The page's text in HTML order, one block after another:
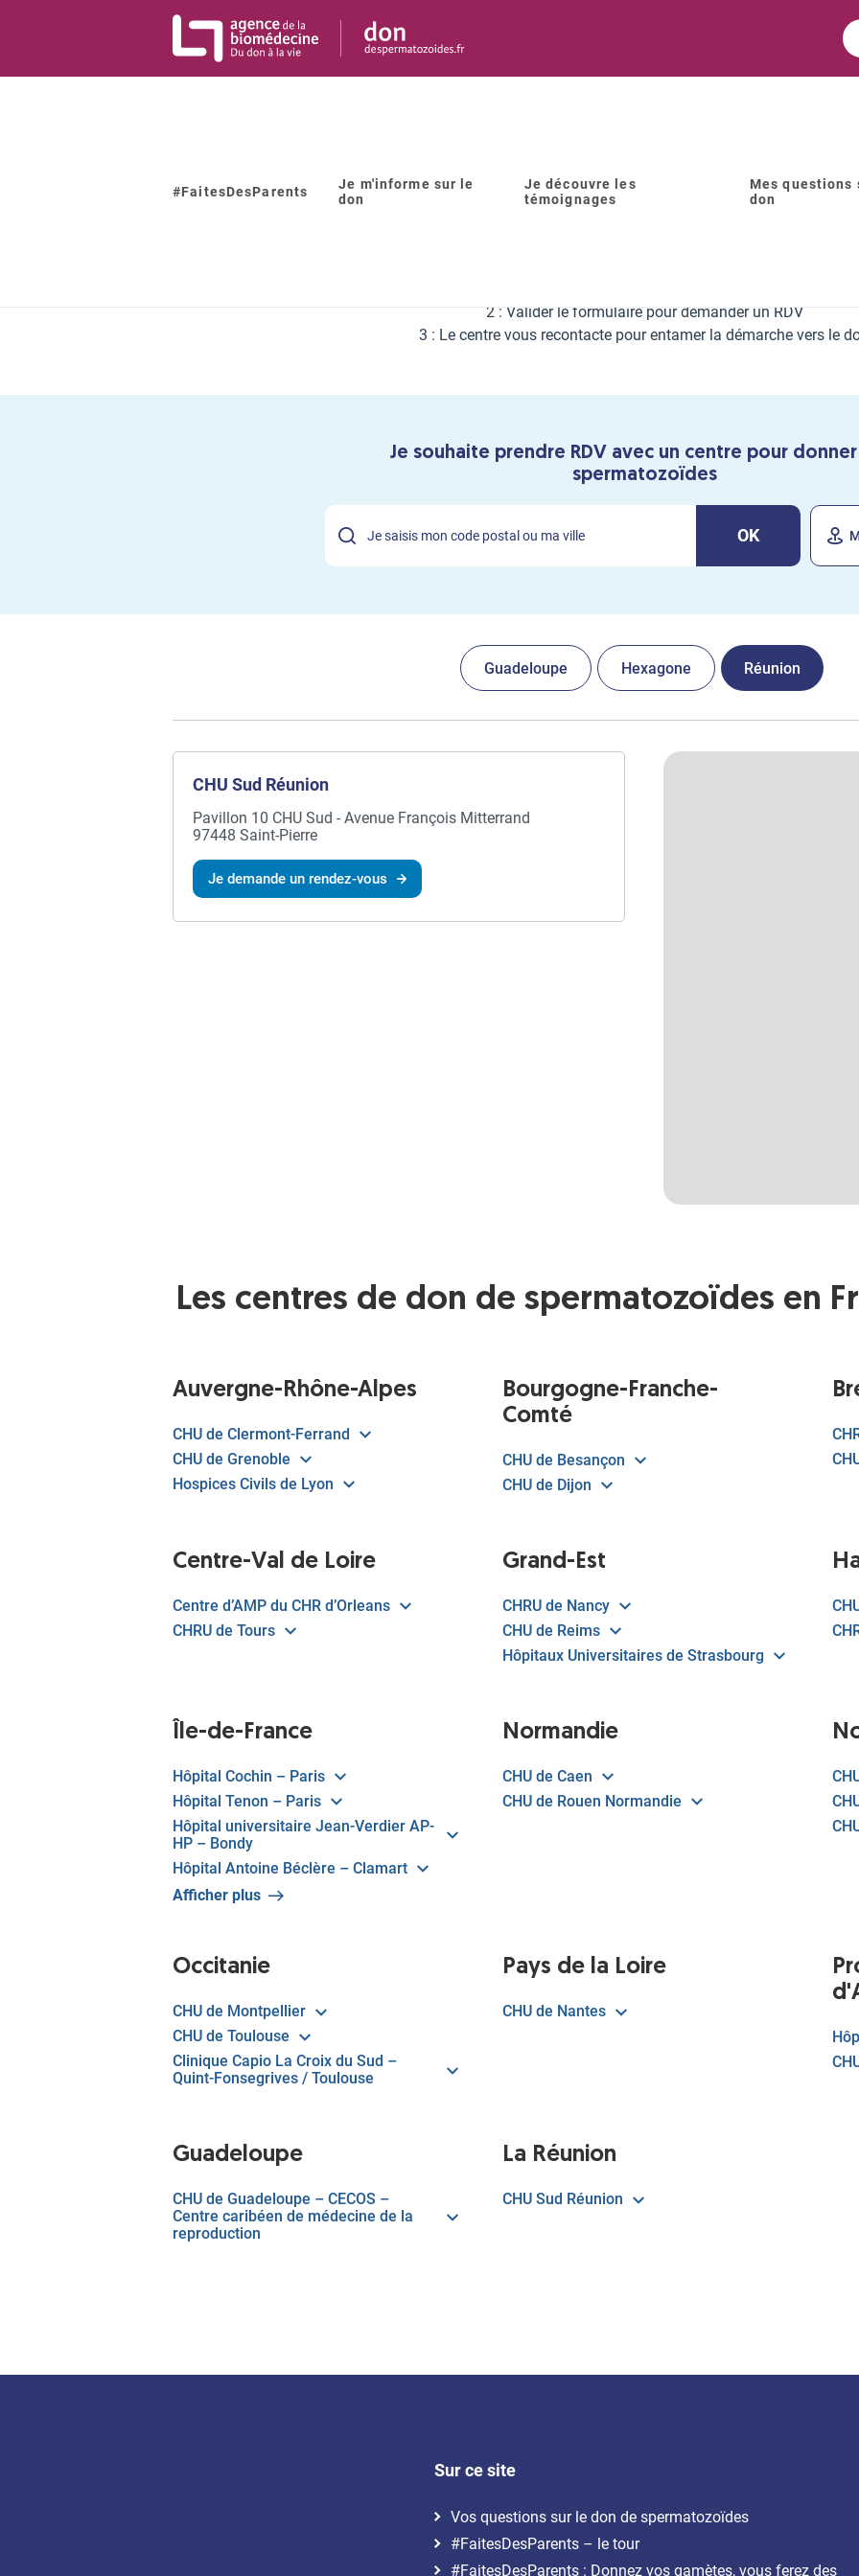
#FaitesDesParents
Je m'informe sur le
don
Je découvre les
témoignages
Mes questions
don
2 : Valider le formulaire pour demander un RDV
3 : Le centre vous recontacte pour entamer la démarche vers le
Je souhaite prendre RDV avec un centre pour
spermatozoïdes
OK
Guadeloupe Hexagone Réunion
CHU Sud Réunion
Pavillon 10 CHU Sud - Avenue François Mitterrand
97448 Saint-Pierre
Je demande un rendez-vous
Les centres de don de spermatozoïdes en
Auvergne-Rhône-Alpes
CHU de Clermont-Ferrand
CHU de Grenoble
Hospices Civils de Lyon
Bourgogne-Franche-
Comté
CHU de Besançon
CHU de Dijon
Centre-Val de Loire
Centre d’AMP du CHR d’Orleans
CHRU de Tours
Grand-Est
CHRU de Nancy
CHU de Reims
Hôpitaux Universitaires de Strasbourg
Île-de-France
Hôpital Cochin – Paris
Hôpital Tenon – Paris
Hôpital universitaire Jean-Verdier AP-
HP – Bondy
Hôpital Antoine Béclère – Clamart
Afficher plus
Normandie
CHU de Caen
CHU de Rouen Normandie
Occitanie
CHU de Montpellier
CHU de Toulouse
Clinique Capio La Croix du Sud –
Quint-Fonsegrives / Toulouse
Pays de la Loire
CHU de Nantes
Guadeloupe
CHU de Guadeloupe – CECOS –
Centre caribéen de médecine de la
reproduction
La Réunion
CHU Sud Réunion
Sur ce site
Vos questions sur le don de spermatozoïdes
#FaitesDesParents – le tour
#FaitesDesParents : Donnez vos gamètes, vous ferez des